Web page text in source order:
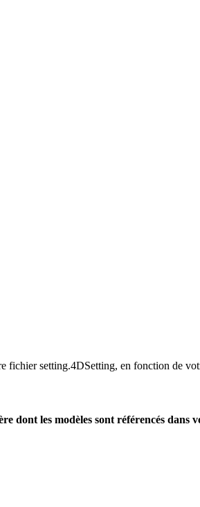
fichier setting.4DSetting, en fonction de
dont les modèles sont référencés dans